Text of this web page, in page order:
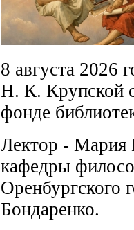
8 августа 2026
Н. К. Крупской
фонде
Лектор - Мария
кафедры
Оренбургского
Бондаренко.